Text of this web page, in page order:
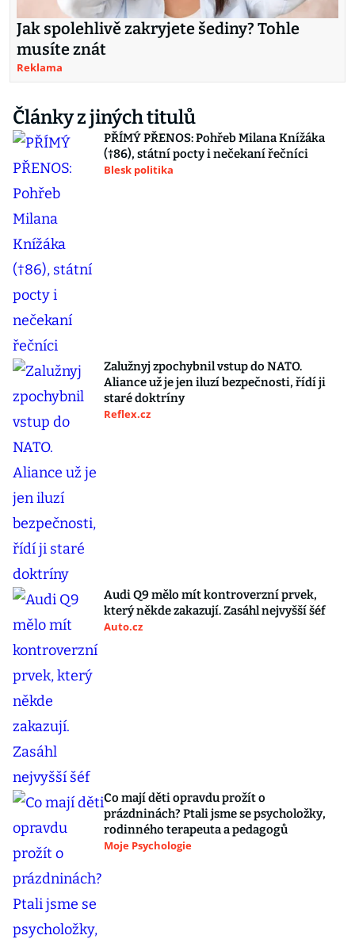
Jak spolehlivě zakryjete šediny? Tohle
musíte znát
Reklama
Články z jiných titulů
PŘÍMÝ PŘENOS: Pohřeb Milana Knížáka
(†86), státní pocty i nečekaní řečníci
Blesk politika
Zalužnyj zpochybnil vstup do NATO.
Aliance už je jen iluzí bezpečnosti, řídí ji
staré doktríny
Reflex.cz
Audi Q9 mělo mít kontroverzní prvek,
který někde zakazují. Zasáhl nejvyšší šéf
Auto.cz
Co mají děti opravdu prožít o
prázdninách? Ptali jsme se psycholožky,
rodinného terapeuta a pedagogů
Moje Psychologie